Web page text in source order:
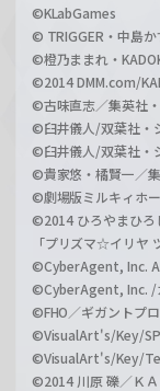
©KLabGames
© TRIGGER・中島
©橙乃ままれ・
©2014 DMM.com/
©古味直志／集英社
©臼井儀人/双葉社・
©臼井儀人/双葉社・
©貴家悠・橘賢一／
©劇場版ミルキィホ
©2014 ひろやまひろ
「プリズマ☆イリヤ
©CyberAgent, Inc.
©CyberAgent, Inc. /
©FHO／ギガントプ
©VisualArt's/Key/
©VisualArt's/Key/
©2014 川原 礫／Ｋ